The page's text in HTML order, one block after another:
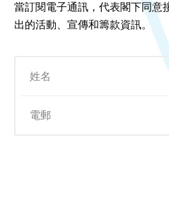
當訂閱電子通訊，代表閣下同意
出的活動、宣傳和籌款資訊。